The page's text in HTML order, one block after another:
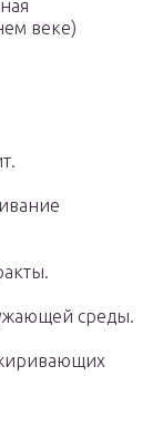
веке)
среды.